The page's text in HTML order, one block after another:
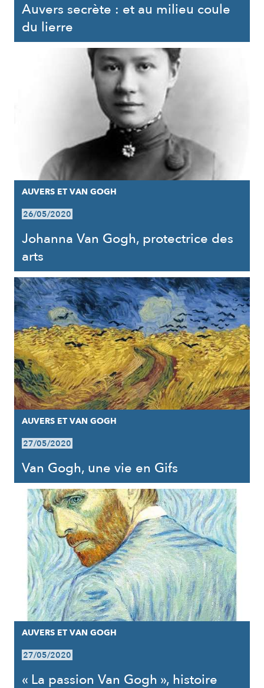
Auvers secrète : et au milieu coule
du lierre
AUVERS ET VAN GOGH
26/05/2020
Johanna Van Gogh, protectrice des
arts
AUVERS ET VAN GOGH
27/05/2020
Van Gogh, une vie en Gifs
AUVERS ET VAN GOGH
27/05/2020
« La passion Van Gogh », histoire